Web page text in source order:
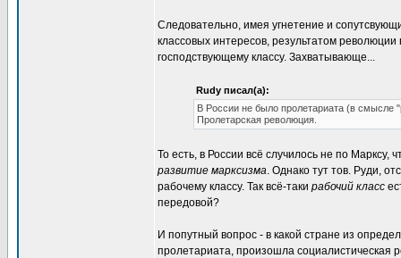
Следовательно, имея угнетение и
классовых интересов, результатом
господствующему классу. Захватывающе...
Rudy писал(а):
В России не было пролетариата (в смысле
Пролетарская революция.
То есть, в России всё случилось не по
развитие марксизма. Однако тут тов. Руди,
рабочему классу. Так всё-таки рабочий класс
передовой?
И попутный вопрос - в какой стране из
пролетариата, произошла социалистическая